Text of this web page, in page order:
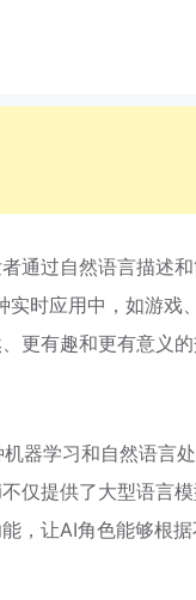
通过自然语言描述
时应用中，如游戏、
更有趣和更有意义
器学习和自然语言
仅提供了大型语言
，让AI角色能够根